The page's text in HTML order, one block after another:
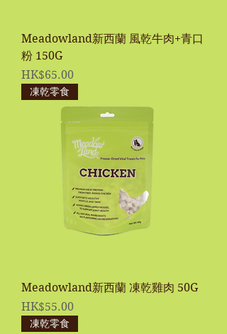
Meadowland新西蘭 風乾牛肉+青口
粉 150G
價格
HK$65.00
凍乾零食
Meadowland新西蘭 凍乾雞肉 50G
價格
HK$55.00
凍乾零食